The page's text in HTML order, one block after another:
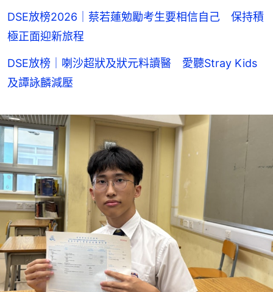
DSE放榜2026｜蔡若蓮勉勵考生要相信自己 保持積
極正面迎新旅程
DSE放榜｜喇沙超狀及狀元料讀醫 愛聽Stray Kids
及譚詠麟減壓